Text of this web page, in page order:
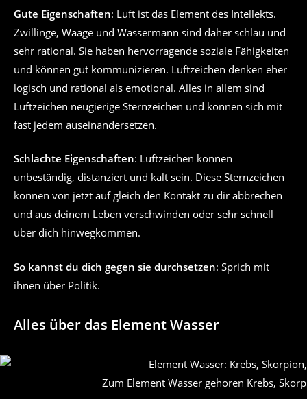
Gute Eigenschaften: Luft ist das Element des Intellekts.
Zwillinge, Waage und Wassermann sind daher schlau und
sehr rational. Sie haben hervorragende soziale Fähigkeiten
und können gut kommunizieren. Luftzeichen denken eher
logisch und rational als emotional. Alles in allem sind
Luftzeichen neugierige Sternzeichen und können sich mit
fast jedem auseinandersetzen.
Schlachte Eigenschaften: Luftzeichen können
unbeständig, distanziert und kalt sein. Diese Sternzeichen
können von jetzt auf gleich den Kontakt zu dir abbrechen
und aus deinem Leben verschwinden oder sehr schnell
über dich hinwegkommen.
So kannst du dich gegen sie durchsetzen: Sprich mit
ihnen über Politik.
Alles über das Element Wasser
Zum Element Wasser gehören Krebs,